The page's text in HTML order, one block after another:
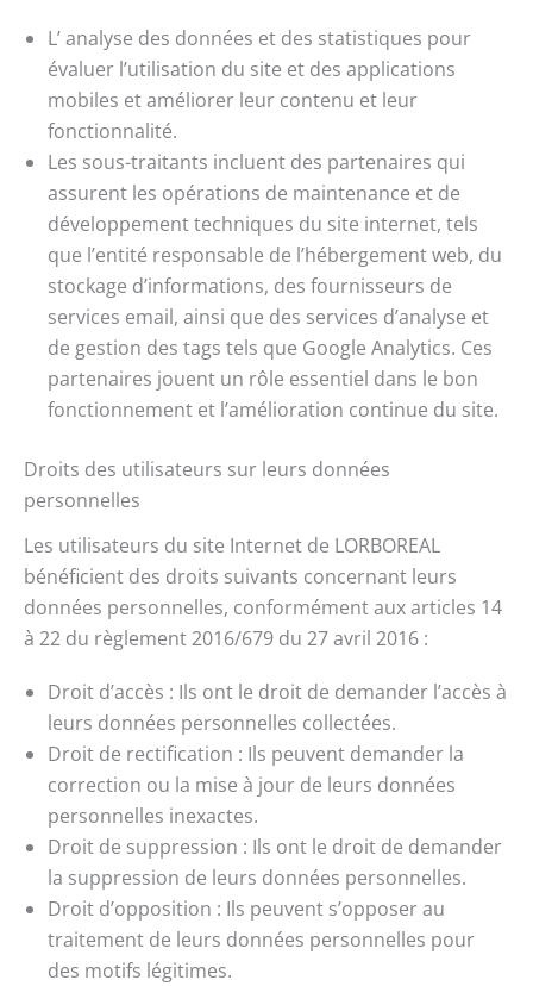
L’ analyse des données et des statistiques pour
évaluer l’utilisation du site et des applications
mobiles et améliorer leur contenu et leur
fonctionnalité.
Les sous-traitants incluent des partenaires qui
assurent les opérations de maintenance et de
développement techniques du site internet, tels
que l’entité responsable de l’hébergement web, du
stockage d’informations, des fournisseurs de
services email, ainsi que des services d’analyse et
de gestion des tags tels que Google Analytics. Ces
partenaires jouent un rôle essentiel dans le bon
fonctionnement et l’amélioration continue du site.
Droits des utilisateurs sur leurs données
personnelles
Les utilisateurs du site Internet de LORBOREAL
bénéficient des droits suivants concernant leurs
données personnelles, conformément aux articles 14
à 22 du règlement 2016/679 du 27 avril 2016 :
Droit d’accès : Ils ont le droit de demander l’accès à
leurs données personnelles collectées.
Droit de rectification : Ils peuvent demander la
correction ou la mise à jour de leurs données
personnelles inexactes.
Droit de suppression : Ils ont le droit de demander
la suppression de leurs données personnelles.
Droit d’opposition : Ils peuvent s’opposer au
traitement de leurs données personnelles pour
des motifs légitimes.